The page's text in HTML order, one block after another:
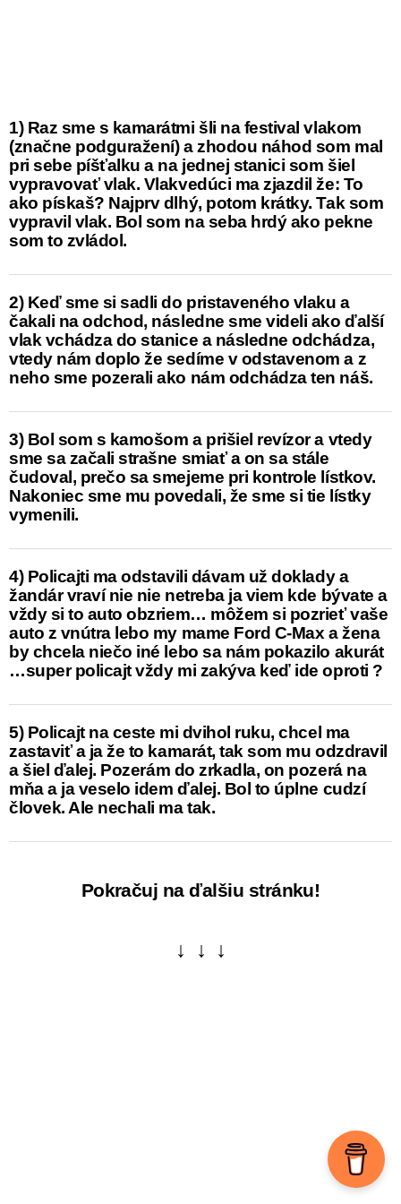
1) Raz sme s kamarátmi šli na festival vlakom
(značne podguražení) a zhodou náhod som mal
pri sebe píšťalku a na jednej stanici som šiel
vypravovať vlak. Vlakvedúci ma zjazdil že: To
ako pískaš? Najprv dlhý, potom krátky. Tak som
vypravil vlak. Bol som na seba hrdý ako pekne
som to zvládol.
2) Keď sme si sadli do pristaveného vlaku a
čakali na odchod, následne sme videli ako ďalší
vlak vchádza do stanice a následne odchádza,
vtedy nám doplo že sedíme v odstavenom a z
neho sme pozerali ako nám odchádza ten náš.
3) Bol som s kamošom a prišiel revízor a vtedy
sme sa začali strašne smiať a on sa stále
čudoval, prečo sa smejeme pri kontrole lístkov.
Nakoniec sme mu povedali, že sme si tie lístky
vymenili.
4) Policajti ma odstavili dávam už doklady a
žandár vraví nie nie netreba ja viem kde bývate a
vždy si to auto obzriem… môžem si pozrieť vaše
auto z vnútra lebo my mame Ford C-Max a žena
by chcela niečo iné lebo sa nám pokazilo akurát
…super policajt vždy mi zakýva keď ide oproti ?
5) Policajt na ceste mi dvihol ruku, chcel ma
zastaviť a ja že to kamarát, tak som mu odzdravil
a šiel ďalej. Pozerám do zrkadla, on pozerá na
mňa a ja veselo idem ďalej. Bol to úplne cudzí
človek. Ale nechali ma tak.
Pokračuj na ďalšiu stránku!
↓ ↓ ↓